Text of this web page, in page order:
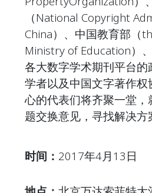
（National Copyright
China）、中国教育部（
Ministry of Education）
各大数字学术期刊平台
学者以及中国文字著作权
心的代表们将齐聚一堂，
题交换意见，寻找解决方
时间： 2017年4月13日